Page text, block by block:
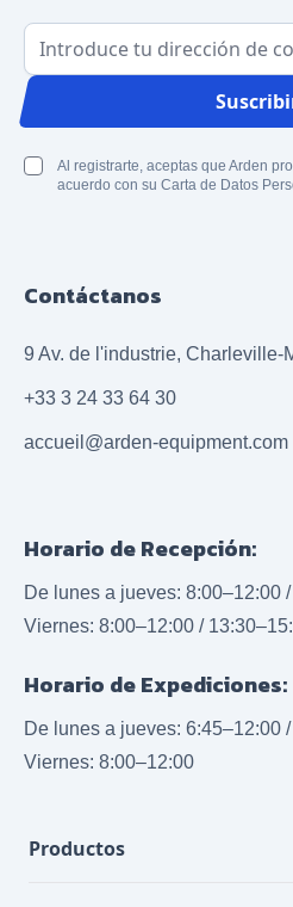
Dirección de correo electrónico
Al registrarte, aceptas que Arden
acuerdo con su Carta de Datos
Contáctanos
9 Av. de l'industrie, Charleville-
+33 3 24 33 64 30
accueil@arden-equipment.com
Horario de Recepción:
De lunes a jueves: 8:00–12:00
Viernes: 8:00–12:00 /
Horario de Expediciones:
De lunes a jueves: 6:45–12:00
Viernes: 8:00–12:00
Productos